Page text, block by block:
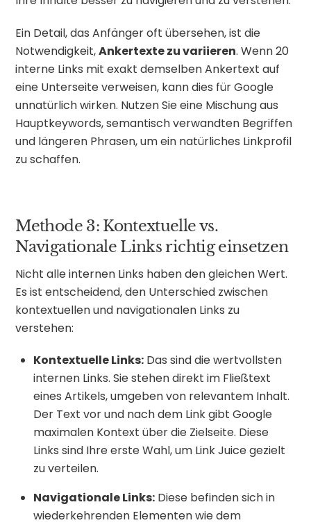
Ein Detail, das Anfänger oft übersehen, ist die
Notwendigkeit,Ankertexte zu variieren. Wenn 20
interne Links mit exakt demselben Ankertext auf
eine Unterseite verweisen, kann dies für Google
unnatürlich wirken. Nutzen Sie eine Mischung aus
Hauptkeywords, semantisch verwandten Begriffen
und längeren Phrasen, um ein natürliches Linkprofil
zu schaffen.
Methode 3: Kontextuelle vs.
Navigationale Links richtig einsetzen
Nicht alle internen Links haben den gleichen Wert.
Es ist entscheidend, den Unterschied zwischen
kontextuellen und navigationalen Links zu
verstehen:
Kontextuelle Links: Das sind die wertvollsten
internen Links. Sie stehen direkt im Fließtext
eines Artikels, umgeben von relevantem Inhalt.
Der Text vor und nach dem Link gibt Google
maximalen Kontext über die Zielseite. Diese
Links sind Ihre erste Wahl, um Link Juice gezielt
zu verteilen.
Navigationale Links: Diese befinden sich in
wiederkehrenden Elementen wie dem